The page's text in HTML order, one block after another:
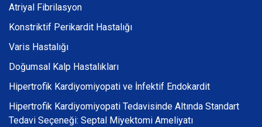
Atriyal Fibrilasyon
Konstriktif Perikardit Hastalığı
Varis Hastalığı
Doğumsal Kalp Hastalıkları
Hipertrofik Kardiyomiyopati ve İnfektif Endokardit
Hipertrofik Kardiyomiyopati Tedavisinde Altında Standart
Tedavi Seçeneği: Septal Miyektomi Ameliyatı